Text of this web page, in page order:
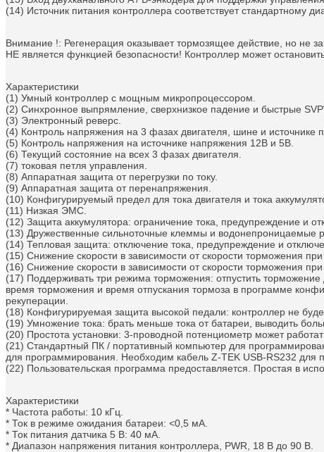
(14) Источник питания контроллера соответствует стандартному
Внимание !: Регенерация оказывает тормозящее действие, но не
НЕ является функцией безопасности! Контроллер может
Характеристики
(1) Умный контроллер с мощным микропроцессором.
(2) Синхронное выпрямление, сверхнизкое падение и быстрые
(3) Электронный реверс.
(4) Контроль напряжения на 3 фазах двигателя, шине и источнике
(5) Контроль напряжения на источнике напряжения 12В и 5В.
(6) Текущий состояние на всех 3 фазах двигателя.
(7) токовая петля управления.
(8) Аппаратная защита от перегрузки по току.
(9) Аппаратная защита от перенапряжения.
(10) Конфигурируемый предел для тока двигателя и тока
(11) Низкая ЭМС.
(12) Защита аккумулятора: ограничение тока, предупреждение и
(13) Дружественные сильноточные клеммы и водонепроницаемые
(14) Тепловая защита: отключение тока, предупреждение и
(15) Снижение скорости в зависимости от скорости торможения
(16) Снижение скорости в зависимости от скорости торможения
(17) Поддерживать три режима торможения: отпустить
время торможения и время отпускания тормоза в программе
рекуперации.
(18) Конфигурируемая защита высокой педали: контроллер не
(19) Умножение тока: брать меньше тока от батареи, выводить
(20) Простота установки: 3-проводной потенциометр может
(21) Стандартный ПК / портативный компьютер для
для программирования. Необходим кабель Z-TEK USB-RS232
(22) Пользовательская программа предоставляется.
Простая в
Характеристики
* Частота работы: 10 кГц.
* Ток в режиме ожидания батареи: <0,5 мА.
* Ток питания датчика 5 В: 40 мА.
* Диапазон напряжения питания контроллера, PWR, 18 В до 90 В.